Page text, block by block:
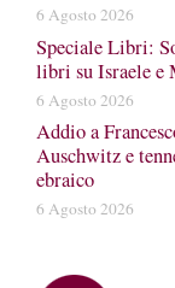
6 Agosto 2026
Speciale Libri:
libri su Israele e
6 Agosto 2026
Addio a
Auschwitz e
ebraico
6 Agosto 2026